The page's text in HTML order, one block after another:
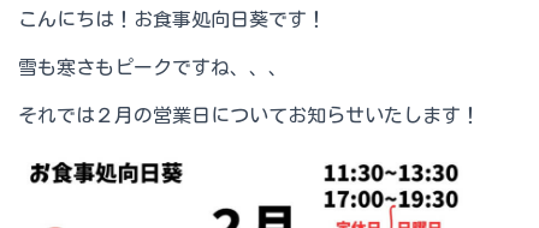
こんにちは！お食事処向日葵です！
雪も寒さもピークですね、、、
それでは２月の営業日についてお知らせいたします！